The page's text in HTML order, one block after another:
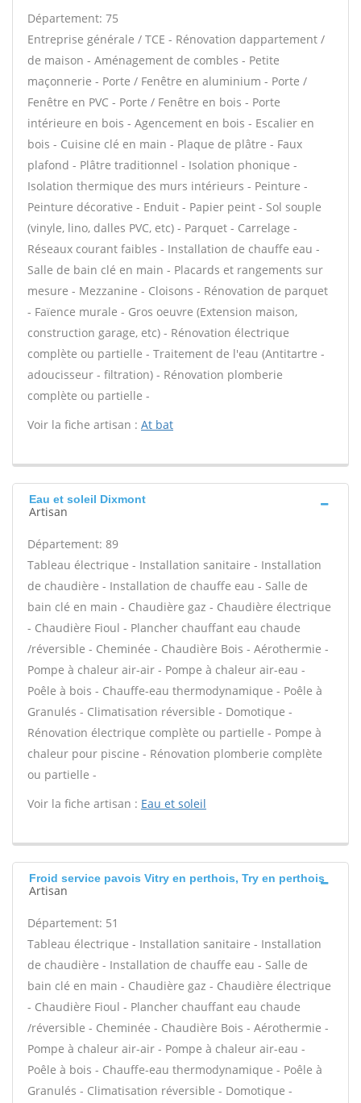
Département: 75
Entreprise générale / TCE - Rénovation dappartement /
de maison - Aménagement de combles - Petite
maçonnerie - Porte / Fenêtre en aluminium - Porte /
Fenêtre en PVC - Porte / Fenêtre en bois - Porte
intérieure en bois - Agencement en bois - Escalier en
bois - Cuisine clé en main - Plaque de plâtre - Faux
plafond - Plâtre traditionnel - Isolation phonique -
Isolation thermique des murs intérieurs - Peinture -
Peinture décorative - Enduit - Papier peint - Sol souple
(vinyle, lino, dalles PVC, etc) - Parquet - Carrelage -
Réseaux courant faibles - Installation de chauffe eau -
Salle de bain clé en main - Placards et rangements sur
mesure - Mezzanine - Cloisons - Rénovation de parquet
- Faïence murale - Gros oeuvre (Extension maison,
construction garage, etc) - Rénovation électrique
complète ou partielle - Traitement de l'eau (Antitartre -
adoucisseur - filtration) - Rénovation plomberie
complète ou partielle -
Voir la fiche artisan : At bat
Eau et soleil Dixmont
Artisan
Département: 89
Tableau électrique - Installation sanitaire - Installation
de chaudière - Installation de chauffe eau - Salle de
bain clé en main - Chaudière gaz - Chaudière électrique
- Chaudière Fioul - Plancher chauffant eau chaude
/réversible - Cheminée - Chaudière Bois - Aérothermie -
Pompe à chaleur air-air - Pompe à chaleur air-eau -
Poêle à bois - Chauffe-eau thermodynamique - Poêle à
Granulés - Climatisation réversible - Domotique -
Rénovation électrique complète ou partielle - Pompe à
chaleur pour piscine - Rénovation plomberie complète
ou partielle -
Voir la fiche artisan : Eau et soleil
Froid service pavois Vitry en perthois, Try en perthois
Artisan
Département: 51
Tableau électrique - Installation sanitaire - Installation
de chaudière - Installation de chauffe eau - Salle de
bain clé en main - Chaudière gaz - Chaudière électrique
- Chaudière Fioul - Plancher chauffant eau chaude
/réversible - Cheminée - Chaudière Bois - Aérothermie -
Pompe à chaleur air-air - Pompe à chaleur air-eau -
Poêle à bois - Chauffe-eau thermodynamique - Poêle à
Granulés - Climatisation réversible - Domotique -